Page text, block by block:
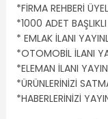
*FİRMA REHBERİ
*1000 ADET
* EMLAK İLANI
*OTOMOBİL İLANI
*ELEMAN İLANI
*ÜRÜNLERİNİZİ
*HABERLERİNİZİ